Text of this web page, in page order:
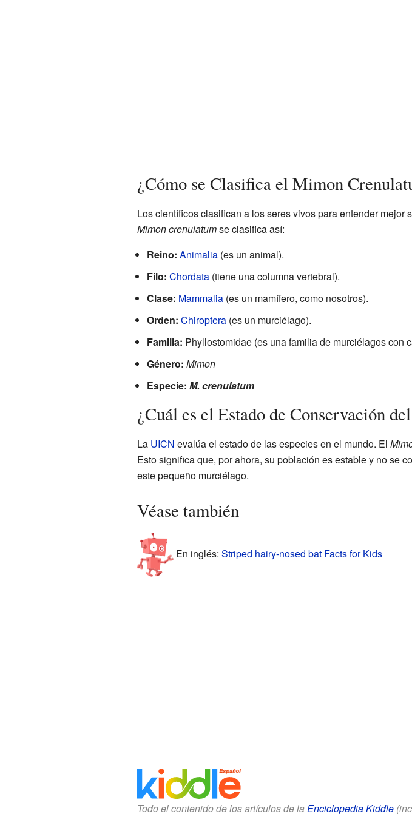
¿Cómo se Clasifica el Mimon
Los científicos clasifican a los seres vivos para entender mejor
Mimon crenulatumse clasifica así:
Reino: Animalia(es un animal).
Filo: Chordata(tiene una columna vertebral).
Clase: Mammalia(es un mamífero, como nosotros).
Orden: Chiroptera(es un murciélago).
Familia: Phyllostomidae (es una familia de murciélagos con
Género: Mimon
Especie: M. crenulatum
¿Cuál es el Estado de Conservación
La UICN evalúa el estado de las especies en el mundo. El
Esto significa que, por ahora, su población es estable y no se
este pequeño murciélago.
Véase también
En inglés: Striped hairy-nosed bat Facts for Kids
Todo el contenido de los artículos de la Enciclopedia Kiddle